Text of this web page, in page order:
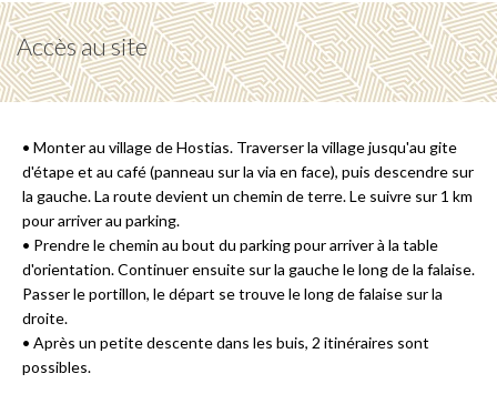
Accès au site
• Monter au village de Hostias. Traverser la village jusqu'au gite
d'étape et au café (panneau sur la via en face), puis descendre sur
la gauche. La route devient un chemin de terre. Le suivre sur 1 km
pour arriver au parking.
• Prendre le chemin au bout du parking pour arriver à la table
d'orientation. Continuer ensuite sur la gauche le long de la falaise.
Passer le portillon, le départ se trouve le long de falaise sur la
droite.
• Après un petite descente dans les buis, 2 itinéraires sont
possibles.